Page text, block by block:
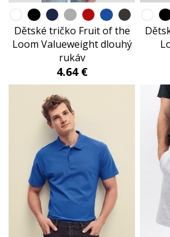
Dětské tričko Fruit of the
Loom Valueweight dlouhý
rukáv
4.64 €